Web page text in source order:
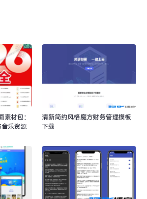
材包：
乐资源
清新简约风格魔方财务管理模板
下载